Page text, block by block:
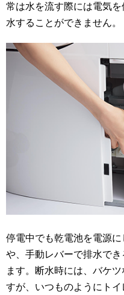
常は水を流す際には電気
水することができません。
停電中でも乾電池を電源
や、手動レバーで排水で
ます。断水時には、バケ
すが、いつものようにト